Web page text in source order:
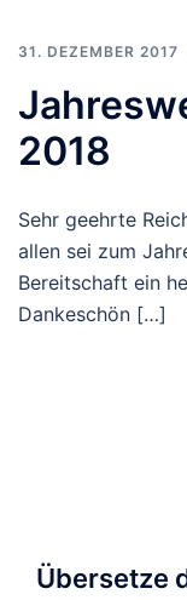
31. DEZEMBER 2017
2018
Sehr geehrte
allen sei zum
Bereitschaft ein
Dankeschön […]
Übersetze